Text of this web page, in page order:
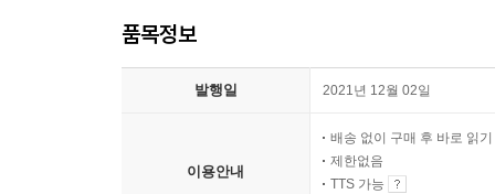
품목정보
발행일 2021년 12월 02일
이용안내
배송 없이 구매 후 바로 읽기
제한없음
TTS 가능